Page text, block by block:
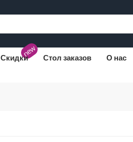
new
Скидки Стол заказов О нас